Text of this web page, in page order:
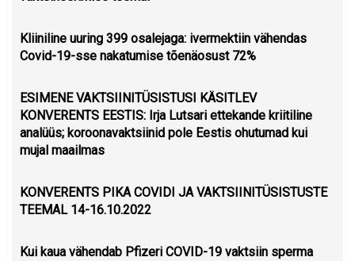
Kliiniline uuring 399 osalejaga: ivermektiin vähendas
Covid-19-sse nakatumise tõenäosust 72%
ESIMENE VAKTSIINITÜSISTUSI KÄSITLEV
KONVERENTS EESTIS: Irja Lutsari ettekande kriitiline
analüüs; koroonavaktsiinid pole Eestis ohutumad kui
mujal maailmas
KONVERENTS PIKA COVIDI JA VAKTSIINITÜSISTUSTE
TEEMAL 14-16.10.2022
Kui kaua vähendab Pfizeri COVID-19 vaktsiin sperma